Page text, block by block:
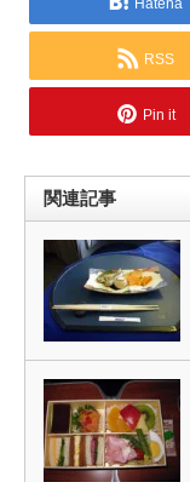
Hatena
RSS
Pin it
関連記事